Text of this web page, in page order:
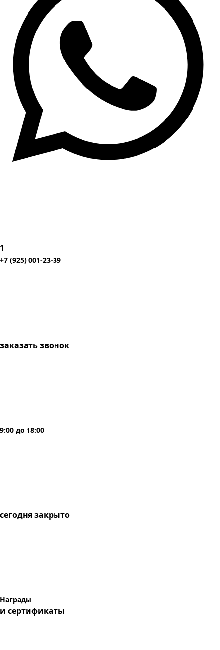
1
+7 (925) 001-23-39
заказать звонок
9:00 до 18:00
сегоднязакрыто
Награды
и сертификаты